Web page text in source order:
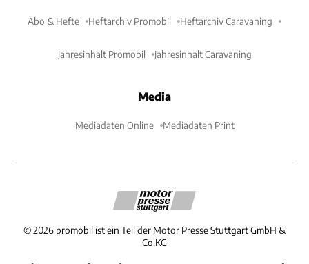
Abo & Hefte Heftarchiv Promobil Heftarchiv Caravaning
Jahresinhalt Promobil Jahresinhalt Caravaning
Media
Mediadaten Online Mediadaten Print
©2026 promobil ist ein Teil der Motor Presse Stuttgart GmbH &
Co.KG